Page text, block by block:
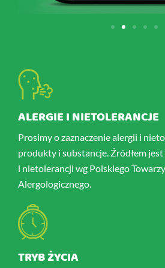
ALERGIE I NIETOLERANCJE
Prosimy o zaznaczenie alergii i
produkty i substancje. Źródłem
i nietolerancji wg Polskiego
Alergologicznego.
TRYB ŻYCIA